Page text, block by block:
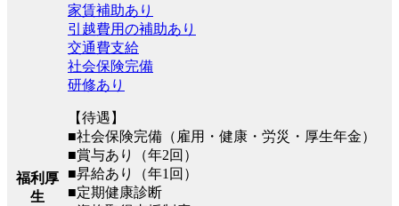
福利厚
生
家賃補助あり
引越費用の補助あり
交通費支給
社会保険完備
研修あり
【待遇】
■社会保険完備（雇用・健康・労災・厚生年金）
■賞与あり（年2回）
■昇給あり（年1回）
■定期健康診断